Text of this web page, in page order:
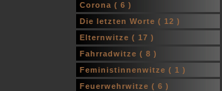
Corona ( 6 )
Die letzten Worte ( 12 )
Elternwitze ( 17 )
Fahrradwitze ( 8 )
Feministinnenwitze ( 1 )
Feuerwehrwitze ( 6 )